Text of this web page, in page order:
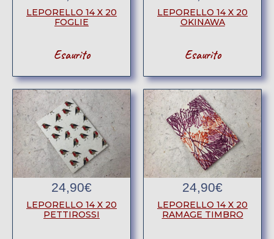
LEPORELLO 14 X 20
FOGLIE
Esaurito
LEPORELLO 14 X 20
OKINAWA
Esaurito
24,90€
LEPORELLO 14 X 20
PETTIROSSI
24,90€
LEPORELLO 14 X 20
RAMAGE TIMBRO